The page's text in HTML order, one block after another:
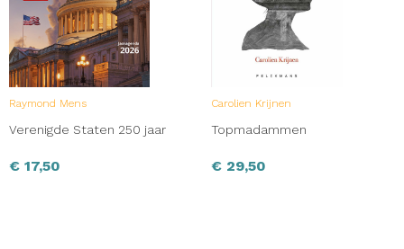
Raymond Mens
Verenigde Staten 250 jaar
€ 17,50
Carolien Krijnen
Topmadammen
€ 29,50